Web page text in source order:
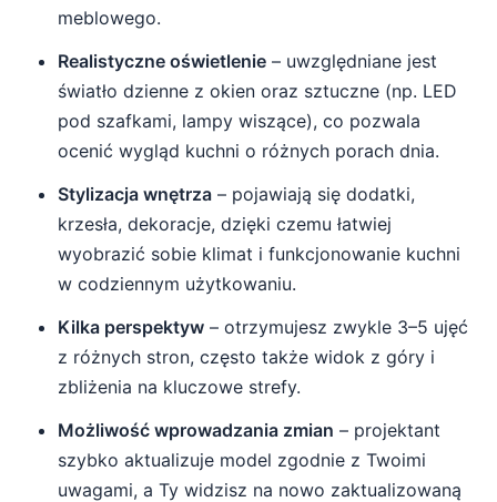
meblowego.
Realistyczne oświetlenie – uwzględniane jest
światło dzienne z okien oraz sztuczne (np. LED
pod szafkami, lampy wiszące), co pozwala
ocenić wygląd kuchni o różnych porach dnia.
Stylizacja wnętrza – pojawiają się dodatki,
krzesła, dekoracje, dzięki czemu łatwiej
wyobrazić sobie klimat i funkcjonowanie kuchni
w codziennym użytkowaniu.
Kilka perspektyw – otrzymujesz zwykle 3–5 ujęć
z różnych stron, często także widok z góry i
zbliżenia na kluczowe strefy.
Możliwość wprowadzania zmian – projektant
szybko aktualizuje model zgodnie z Twoimi
uwagami, a Ty widzisz na nowo zaktualizowaną